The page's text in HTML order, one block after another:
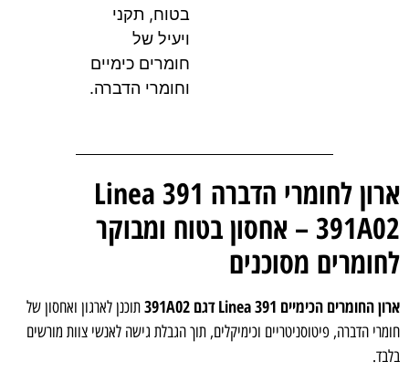
בטוח, תקני
ויעיל של
חומרים כימיים
וחומרי הדברה.
ארון לחומרי הדברה Linea 391
391A02 – אחסון בטוח ומבוקר
לחומרים מסוכנים
ארון החומרים הכימיים Linea 391 דגם 391A02
תוכנן לארגון ואחסון של
חומרי הדברה, פיטוסניטריים וכימיקלים, תוך הגבלת גישה לאנשי צוות מורשים
בלבד.